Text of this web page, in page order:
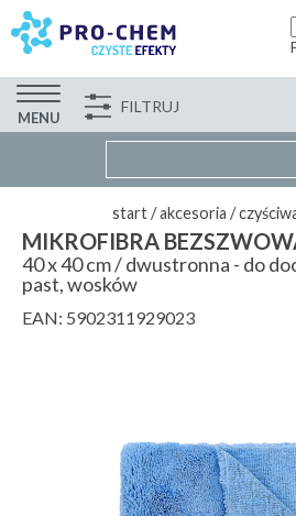
MENU
FILTRUJ
start/akcesoria /
MIKROFIBRA
40 x 40 cm / dwustronna - do
past, wosków
EAN: 5902311929023